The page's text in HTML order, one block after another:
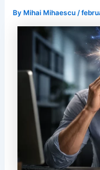
By Mihai Mihaescu/